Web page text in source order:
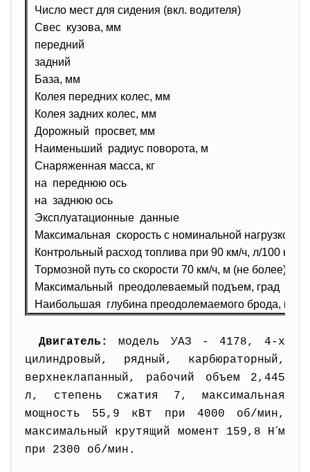
Число мест для сидения (вкл. водителя)
Свес кузова, мм
передний
задний
База, мм
Колея передних колес, мм
Колея задних колес, мм
Дорожный просвет, мм
Наименьший радиус поворота, м
Снаряженная масса, кг
на переднюю ось
на заднюю ось
Эксплуатационные данные
Максимальная скорость с номинальной нагрузкой,
Контрольный расход топлива при 90 км/ч, л/100 км
Тормозной путь со скорости 70 км/ч, м (не более)
Максимальный преодолеваемый подъем, град
Наибольшая глубина преодолемаемого брода, м
Двигатель:модель УАЗ - 4178, 4-х
цилиндровый, рядный, карбюраторный,
верхнеклапанный, рабочий объем 2,445
л, степень сжатия 7, максимальная
мощность 55,9 кВт при 4000 об/мин,
максимальный крутящий момент 159,8 Н´м
при 2300 об/мин.